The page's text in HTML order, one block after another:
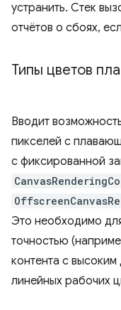
устранить. Стек
отчётов о сбоях,
Типы цветов
Вводит
пикселей с
с фиксированной
Это необходимо
точностью
контента с
линейных рабочих